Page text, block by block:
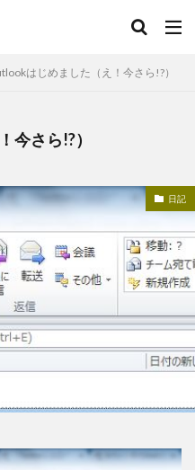
はじめました（え！今さら!?）
さら!?）
日記